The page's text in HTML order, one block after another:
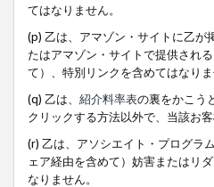
てはなりません。
(p) 乙は、アマゾン・サイトに乙が
たはアマゾン・サイトで提供され
て）、特別リンクを含めてはなりま
(q) 乙は、 紹介料率表の裏をかこう
クリックする方法以外で、当該お
(r) 乙は、アソシエイト・プログラ
ェア経由を含めて）妨害またはリ
なりません。